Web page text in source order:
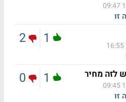
זו
1
2
לזה מחיר
זו
1
0